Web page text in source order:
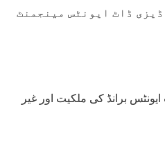
ڈاٹ ایونٹس مینجمنٹ
برانڈ کی ملکیت اور غیر